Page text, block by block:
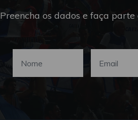
Preencha os dados e faça